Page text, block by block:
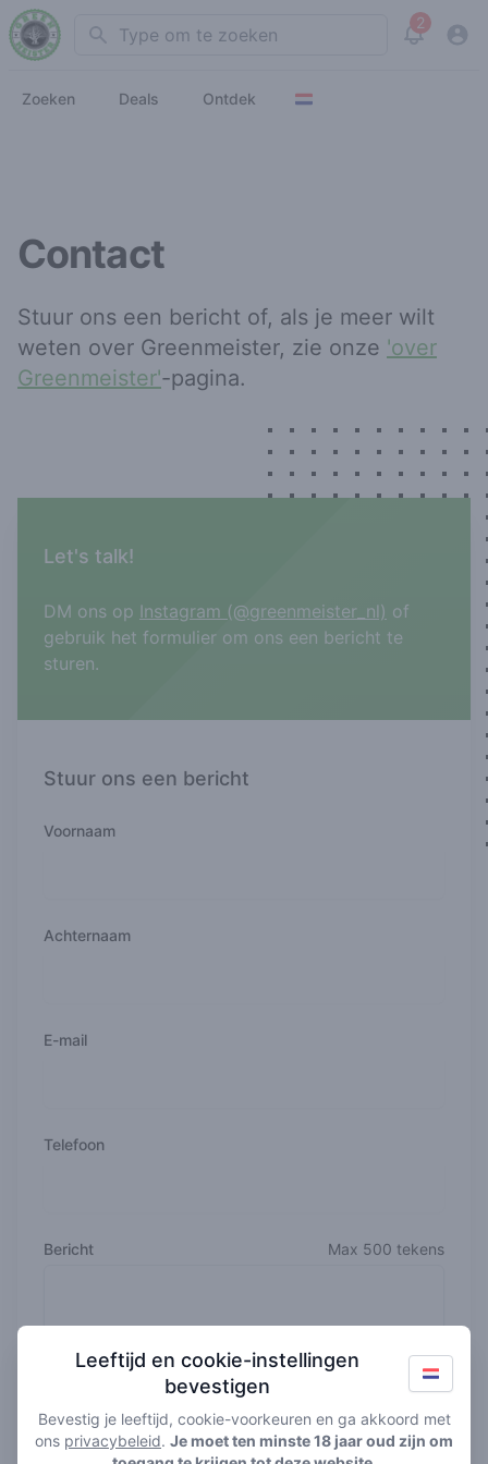
Search 2
View
Zoeken Deals Ontdek
Contact
Stuur ons een bericht of, als je meer wilt
weten over Greenmeister, zie onze 'over
Greenmeister'-pagina.
Let's talk!
DM ons op Instagram (@greenmeister_nl) of
gebruik het formulier om ons een bericht te
sturen.
Stuur ons een bericht
Voornaam
Achternaam
E-mail
Telefoon
Bericht Max 500 tekens
Leeftijd en cookie-instellingen
bevestigen
Bevestig je leeftijd, cookie-voorkeuren en ga akkoord met
ons privacybeleid. Je moet ten minste 18 jaar oud zijn om